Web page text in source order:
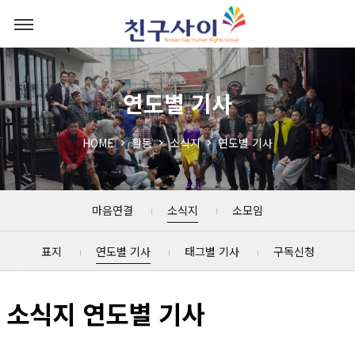
연도별 기사
HOME 활동 소식지 연도별 기사
마음연결 소식지 소모임
표지 연도별 기사 태그별 기사 구독신청
소식지 연도별 기사